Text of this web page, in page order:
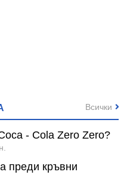
- Cola Zero Zero?
преди кръвни
Всички